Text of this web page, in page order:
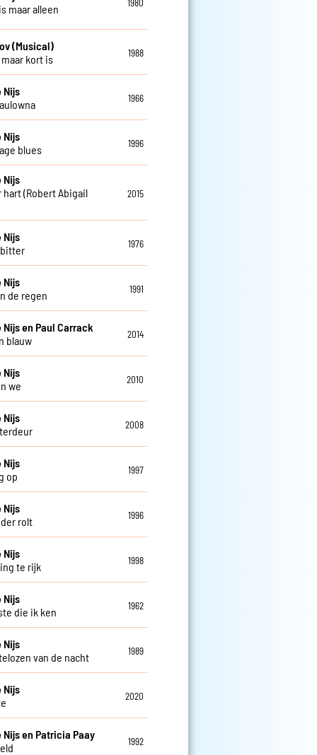
maar alleen
1980
(Musical)
kort is
1988
Nijs
1966
Nijs
blues
1996
Nijs
hart (Robert Abigail
2015
Nijs
1976
Nijs
de regen
1991
Nijs en Paul Carrack
blauw
2014
Nijs
we
2010
Nijs
2008
Nijs
op
1997
Nijs
rolt
1996
Nijs
te rijk
1998
Nijs
die ik ken
1962
Nijs
van de nacht
1989
Nijs
2020
Nijs en Patricia Paay
1992